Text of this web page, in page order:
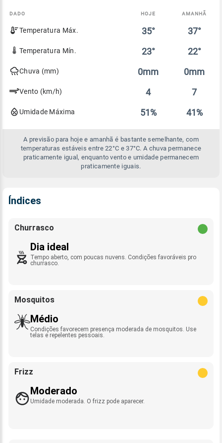
Comparativo
entre
previsão
hoje
DADO HOJE AMANHÃ
Temperatura Máx. 35° 37°
Temperatura Mín. 23° 22°
Chuva (mm) 0mm 0mm
Vento (km/h) 4 7
Umidade Máxima 51% 41%
A previsão para hoje e amanhã é bastante semelhante, com
temperaturas estáveis entre 22°C e 37°C. A chuva permanece
praticamente igual, enquanto vento e umidade permanecem
praticamente iguais.
Índices
Churrasco
Dia ideal
Tempo aberto, com poucas nuvens. Condições favoráveis pro
churrasco.
Mosquitos
Médio
Condições favorecem presença moderada de mosquitos. Use
telas e repelentes pessoais.
Frizz
Moderado
Umidade moderada. O frizz pode aparecer.